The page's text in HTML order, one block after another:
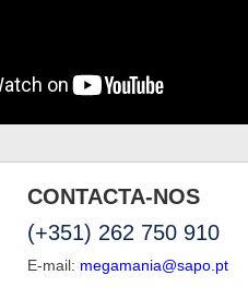
CONTACTA-NOS
(+351) 262 750 910
E-mail: megamania@sapo.pt